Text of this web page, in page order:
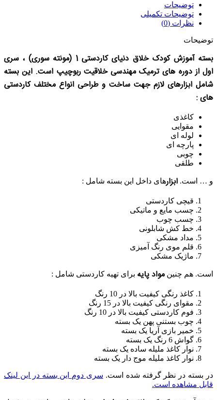
توضیحات
توضیحات تکمیلی
نظرات (0)
توضیحات
بسته آموزش کودک خلاق دنیای کاردستی 1 (مونته سوری) ، سری
اول از دوره های ترمیک مهندسی خلاقیت ربوچیپ است. این بسته
شامل ابزارهای لازم جهت ساخت و طراحی انواع مختلف کاردستی
های :
کاغذی
مقوایی
لوله ای
پارچه ای
چوبی
طلقی
و … است. ابزارهای داخل این بسته شامل :
قیچی کاردستی
چسب مایع و ماتیکی
چسب چوب
خط کش شابلونی
مداد مشکی
قلم موی رنگ آمیزی
ماژیک مشکی
است. هم چنین مواد پایه برای تهیه کاردستی شامل :
کاغذ رنگی کیفیت بالا در 10 رنگ
مقوای رنگی کیفیت بالا در 15 رنگ
فوم کاردستی کیفیت بالا در 10 رنگ
چوب بستنی پهن یک بسته
خمیر بازی آریا یک بسته
گواش 6 رنگ یک بسته
نوار کاغذ ملیله ساده یک بسته
نوار کاغذ ملیله موج دار یک بسته
در بسته در نظر گرفته شده است. سری دوم این بسته در این لینک
قابل مشاهده است.